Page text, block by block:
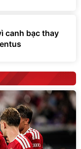
canh bạc thay